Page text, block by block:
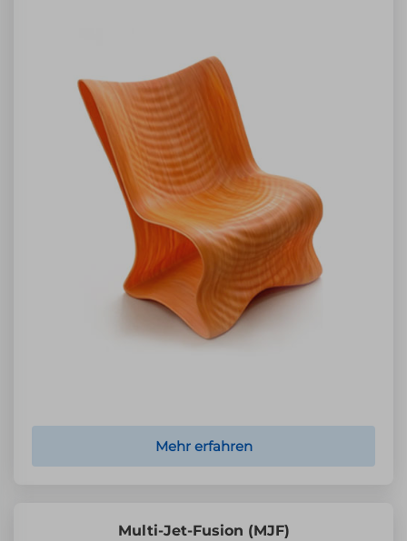
Mehr erfahren
Multi-Jet-Fusion (MJF)